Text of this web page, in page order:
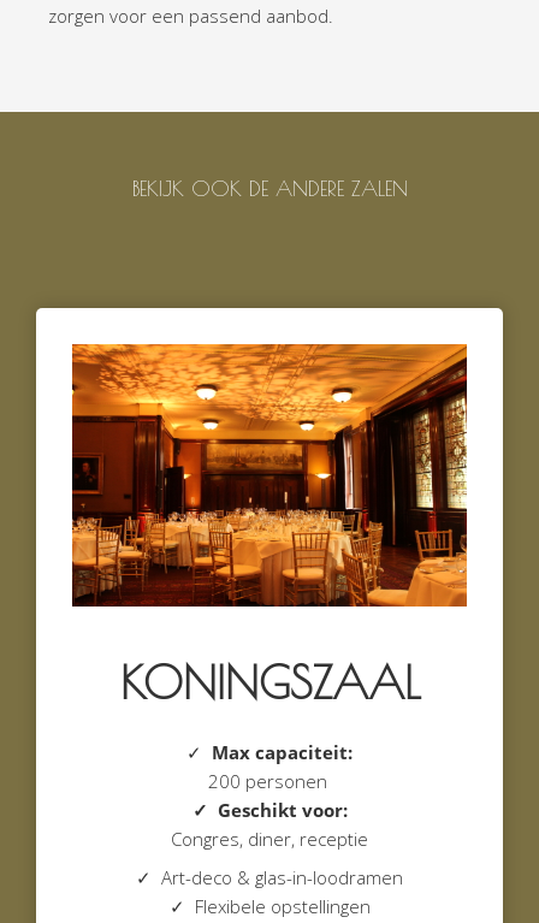
zorgen voor een passend aanbod.
BEKIJK OOK DE ANDERE ZALEN
KONINGSZAAL
✓ Max capaciteit:
200 personen
✓ Geschikt voor:
Congres, diner, receptie
✓ Art-deco & glas-in-loodramen
✓ Flexibele opstellingen